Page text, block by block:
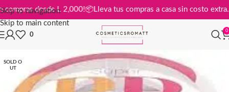
Skip to navigation
Skip to main content
en compras desde L 2,000!📦Lleva tus compras a casa sin costo
0
0
SOLD O
UT